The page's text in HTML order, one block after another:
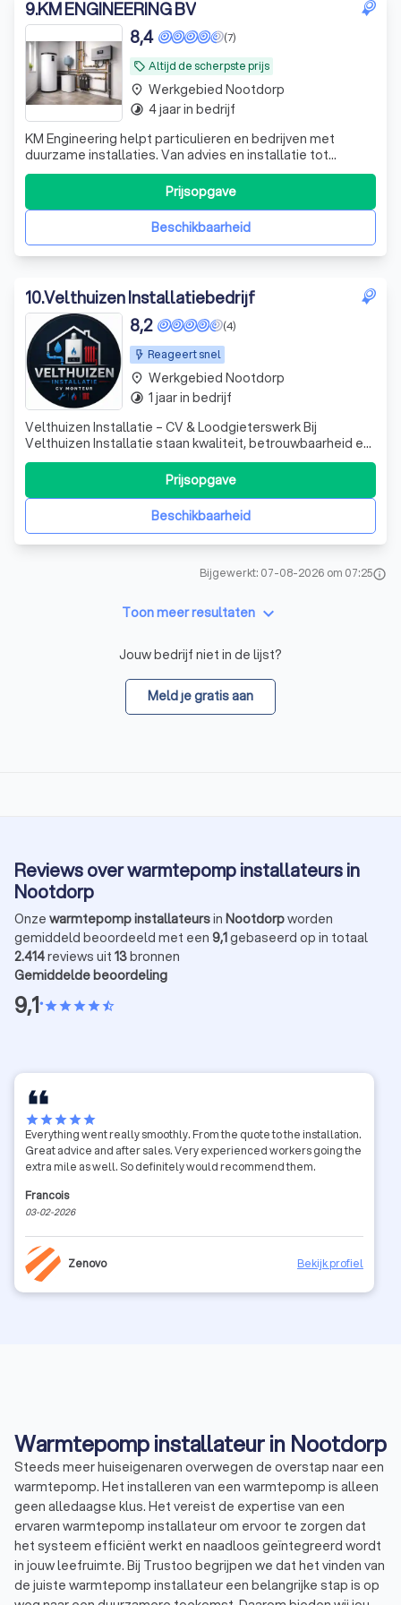
9.KM ENGINEERING BV
local_offer Altijd de scherpste prijs
(7)
8,4
KM Engineering helpt particulieren en bedrijven met
duurzame installaties. Van advies en installatie tot
onderhoud en service leveren wij complete oplossingen
Beschikbaarheid
Prijsopgave
place Werkgebied Nootdorp
timelapse 4 jaar in bedrijf
10.Velthuizen Installatiebedrijf
Reageert snel
(4)
8,2
Velthuizen Installatie – CV & Loodgieterswerk Bij
Velthuizen Installatie staan kwaliteit, betrouwbaarheid en
vakmanschap centraal. Gespecialiseerd in cv-installaties,
verwarmingssystemen en loodgieterswerk leveren wij
nette en duurzame oplossingen voor zowel particulieren
als bedrijven. U kunt bijBeschikbaarheid
Prijsopgave
place Werkgebied Nootdorp
timelapse 1 jaar in bedrijf
Bijgewerkt: 07-08-2026 om 07:25info
Toon meer resultaten keyboard_arrow_down
Jouw bedrijf niet in de lijst?
Meld je gratis aan
Reviews over warmtepomp installateurs in
Nootdorp
Onze warmtepomp installateursin Nootdorpworden
gemiddeld beoordeeld met een 9,1gebaseerd op in totaal
2.414reviews uit 13bronnen
Gemiddelde beoordeling
9,1•starstarstarstarstar_half
starstarstarstarstar
Everything went really smoothly. From the quote to the installation.
Great advice and after sales. Very experienced workers going the
extra mile as well. So definitely would recommend them.
Francois
03-02-2026
Zenovo Bekijk profiel
Warmtepomp installateur in Nootdorp
Steeds meer huiseigenaren overwegen de overstap naar een
warmtepomp. Het installeren van een warmtepomp is alleen
geen alledaagse klus. Het vereist de expertise van een
ervaren warmtepomp installateur om ervoor te zorgen dat
het systeem efficiënt werkt en naadloos geïntegreerd wordt
in jouw leefruimte. Bij Trustoo begrijpen we dat het vinden van
de juiste warmtepomp installateur een belangrijke stap is op